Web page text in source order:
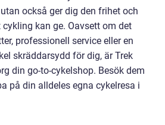
också ger dig den frihet och
kan ge. Oavsett om det
professionell service eller en
skräddarsydd för dig, är Trek
din go-to-cykelshop. Besök dem
på din alldeles egna cykelresa i